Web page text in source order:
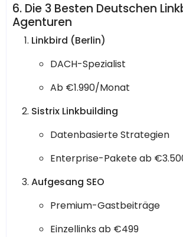
6. Die 3 Besten Deutschen
Agenturen
Linkbird (Berlin)
DACH-Spezialist
Ab €1.990/Monat
Sistrix Linkbuilding
Datenbasierte Strategien
Enterprise-Pakete ab
Aufgesang SEO
Premium-Gastbeiträge
Einzellinks ab €499